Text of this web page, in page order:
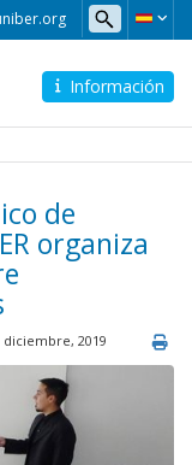
Información
de
organiza
diciembre, 2019